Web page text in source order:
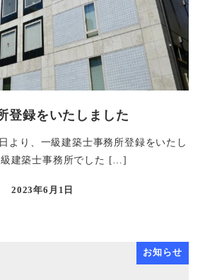
登録をいたしました
より、一級建築士事務所登録をいたし
級建築士事務所でした […]
投稿日
2023年6月1日
お知らせ